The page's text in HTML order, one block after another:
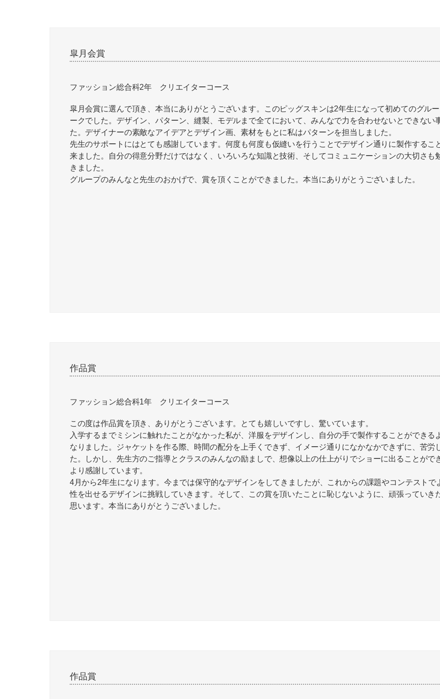
皐月会賞
ファッション総合科2年 クリエイターコース
皐月会賞に選んで頂き、本当にありがとうございます。このピッグスキンは2年生になって初めてのグル
ークでした。デザイン、パターン、縫製、モデルまで全てにおいて、みんなで力を合わせないとできない
た。デザイナーの素敵なアイデアとデザイン画、素材をもとに私はパターンを担当しました。
先生のサポートにはとても感謝しています。何度も何度も仮縫いを行うことでデザイン通りに製作するこ
来ました。自分の得意分野だけではなく、いろいろな知識と技術、そしてコミュニケーションの大切さも
きました。
グループのみんなと先生のおかげで、賞を頂くことができました。本当にありがとうございました。
作品賞
ファッション総合科1年 クリエイターコース
この度は作品賞を頂き、ありがとうございます。とても嬉しいですし、驚いています。
入学するまでミシンに触れたことがなかった私が、洋服をデザインし、自分の手で製作することができる
なりました。ジャケットを作る際、時間の配分を上手くできず、イメージ通りになかなかできずに、苦労
た。しかし、先生方のご指導とクラスのみんなの励ましで、想像以上の仕上がりでショーに出ることがで
より感謝しています。
4月から2年生になります。今までは保守的なデザインをしてきましたが、これからの課題やコンテストで
性を出せるデザインに挑戦していきます。そして、この賞を頂いたことに恥じないように、頑張っていき
思います。本当にありがとうございました。
作品賞